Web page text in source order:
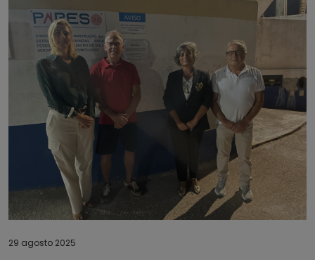
29 agosto 2025